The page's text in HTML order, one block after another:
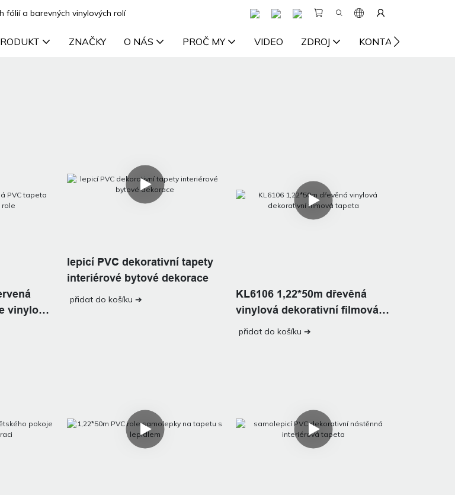
fólií a barevných vinylových rolí
ZNAČKY O NÁS PROČ MY VIDEO ZDROJ KONTAKTUJTE NÁS
vinylová
lepicí PVC dekorativní tapety
interiérové ​​bytové dekorace
přidat do košíku ➔
KL6106 1,22*50m dřevěná
vinylová dekorativní filmová
tapeta
přidat do košíku ➔